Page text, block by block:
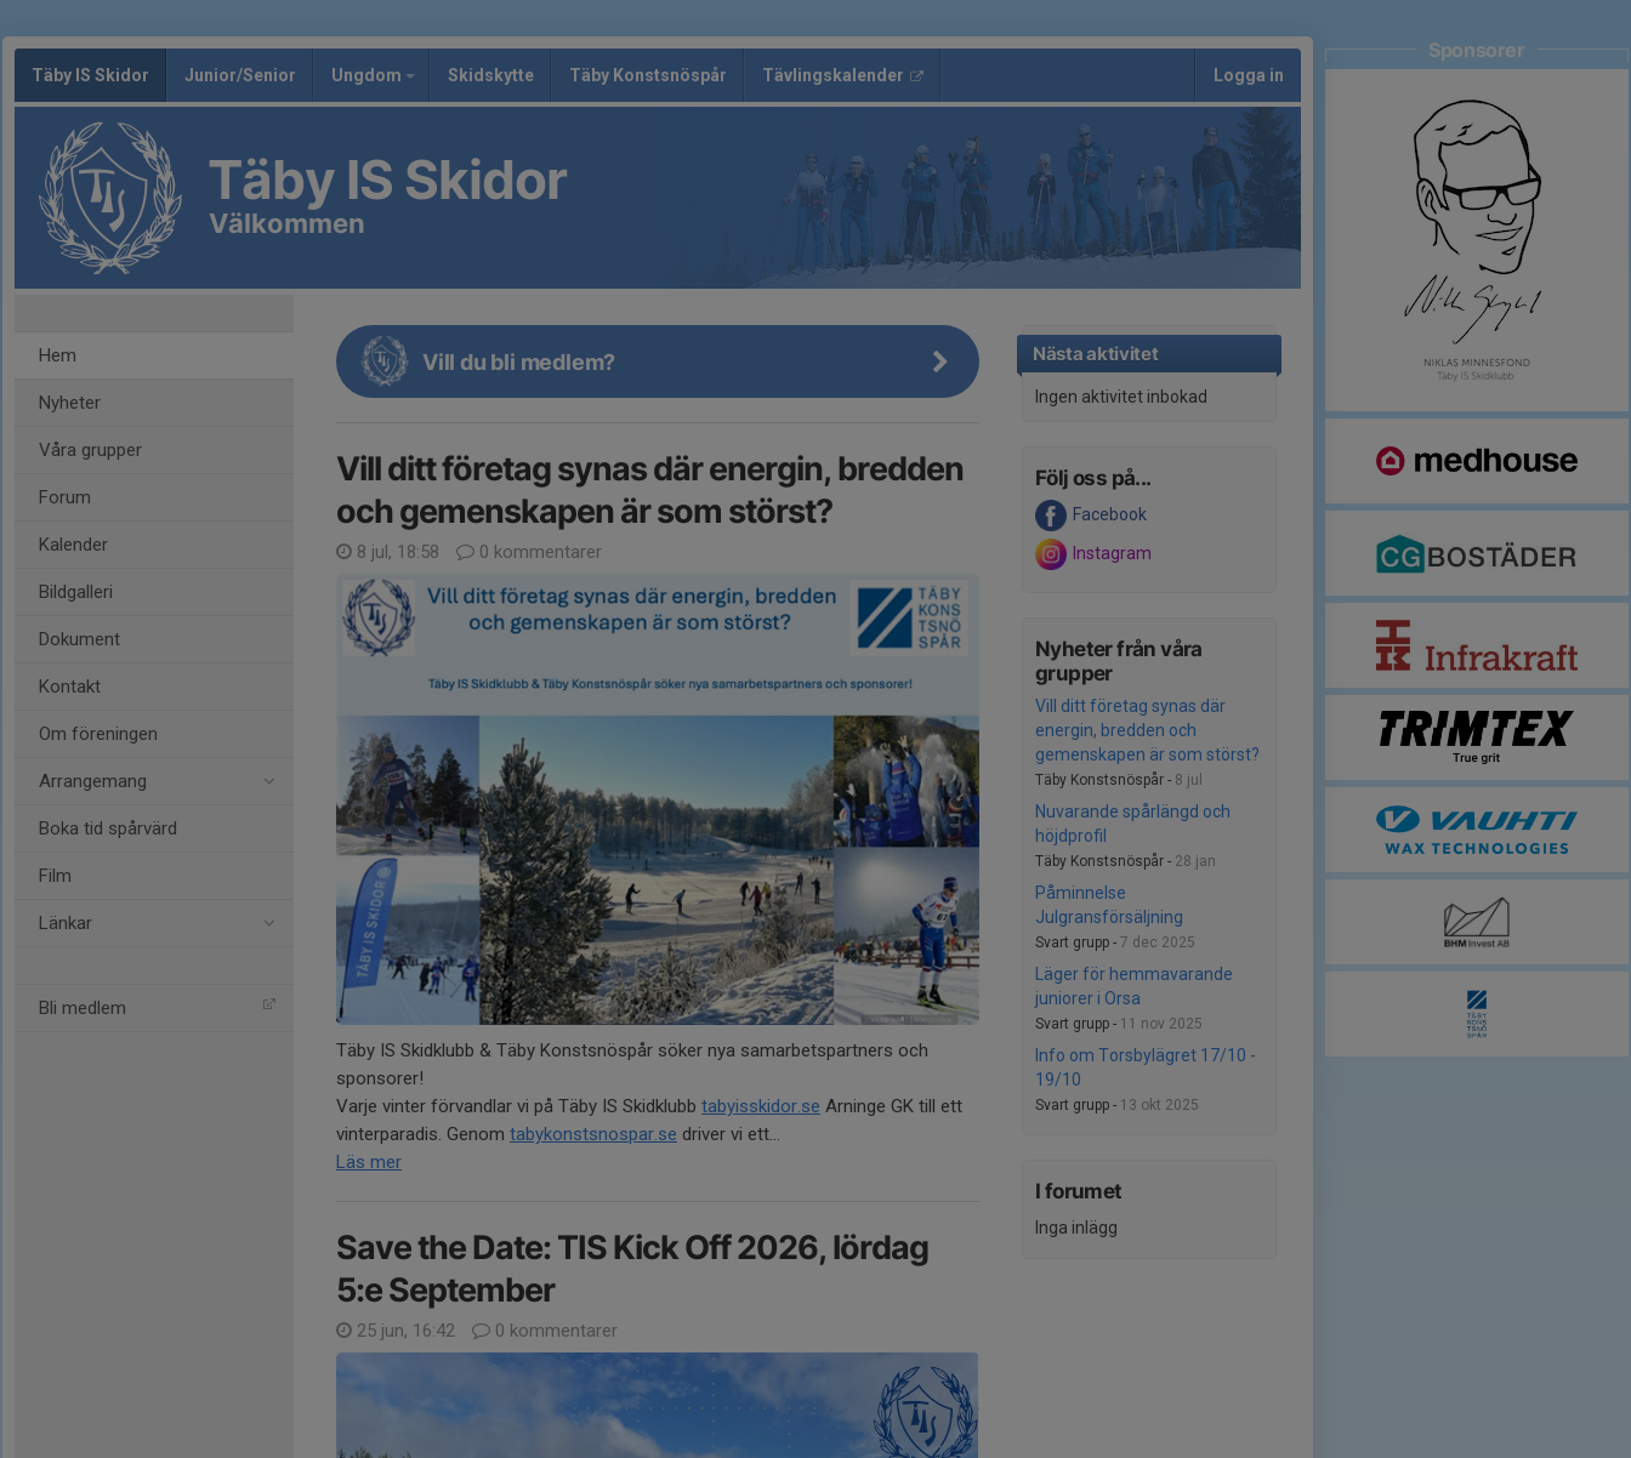
Täby IS Skidor Junior/Senior Ungdom Skidskytte Täby Konstsnöspår Tävlingskalender Logga in
Täby IS Skidor
Välkommen
Hem
Nyheter
Våra grupper
Forum
Kalender
Bildgalleri
Dokument
Kontakt
Om föreningen
Arrangemang
Boka tid spårvärd
Film
Länkar
Bli medlem
Nästa aktivitet
Ingen aktivitet inbokad
Följ oss på...
Facebook
Instagram
Nyheter från våra
grupper
Vill ditt företag synas där
energin, bredden och
gemenskapen är som störst?
Täby Konstsnöspår - 8 jul
Nuvarande spårlängd och
höjdprofil
Täby Konstsnöspår - 28 jan
Påminnelse
Julgransförsäljning
Svart grupp - 7 dec 2025
Läger för hemmavarande
juniorer i Orsa
Svart grupp - 11 nov 2025
Info om Torsbylägret 17/10 -
19/10
Svart grupp - 13 okt 2025
I forumet
Inga inlägg
Vill du bli medlem?
Vill ditt företag synas där energin, bredden
och gemenskapen är som störst?
8 jul, 18:58 0 kommentarer
Täby IS Skidklubb & Täby Konstsnöspår söker nya samarbetspartners och
sponsorer!
Varje vinter förvandlar vi på Täby IS Skidklubb tabyisskidor.se Arninge GK till ett
vinterparadis. Genom tabykonstsnospar.se driver vi ett...
Läs mer
Save the Date: TIS Kick Off 2026, lördag
5:e September
25 jun, 16:42 0 kommentarer
Sponsorer